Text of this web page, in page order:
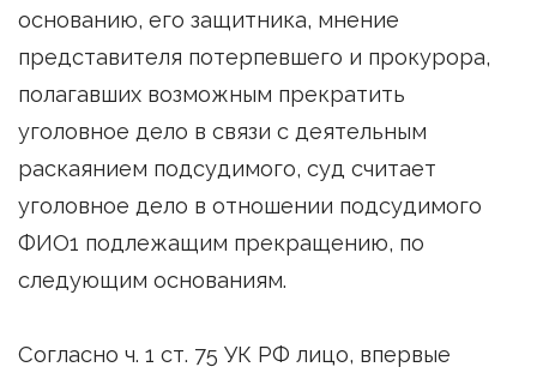
основанию, его защитника, мнение
представителя потерпевшего и прокурора,
полагавших возможным прекратить
уголовное дело в связи с деятельным
раскаянием подсудимого, суд считает
уголовное дело в отношении подсудимого
ФИО1 подлежащим прекращению, по
следующим основаниям.
Согласно ч. 1 ст. 75 УК РФ лицо, впервые